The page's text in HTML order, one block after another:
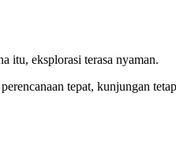
itu, eksplorasi terasa nyaman.
tepat, kunjungan